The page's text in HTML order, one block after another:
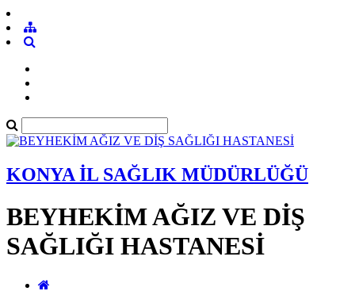
KONYA İL SAĞLIK MÜDÜRLÜĞÜ
BEYHEKİM AĞIZ VE DİŞ
SAĞLIĞI HASTANESİ